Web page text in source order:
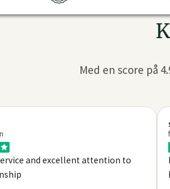
Med en score på